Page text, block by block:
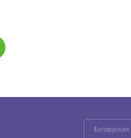
Беларуская